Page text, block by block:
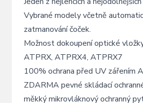
Vybrané modely včetně
zatmanování čoček.
Možnost dokoupení optické
ATPRX, ATPRX4, ATPRX7
100% ochrana před UV zářením
ZDARMA pevné skládací
měkký mikrovláknový ochranný